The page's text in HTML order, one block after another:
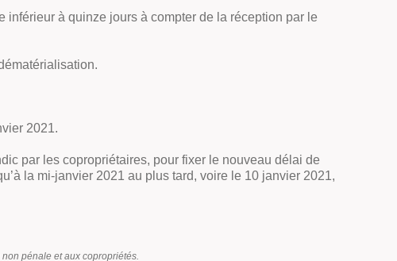
inférieur à quinze jours à compter de la réception par le
2021.
par les copropriétaires, pour fixer le nouveau délai de
la mi-janvier 2021 au plus tard, voire le 10 janvier 2021,
pénale et aux copropriétés.